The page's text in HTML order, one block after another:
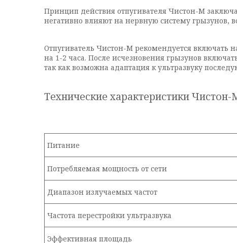
Принцип действия отпугивателя Чистон-М
негативно влияют на нервную систему грызунов,
Отпугиватель Чистон-М рекомендуется включать
на 1-2 часа. После исчезновения грызунов
так как возможна адаптация к ультразвуку
Технические характеристики
Питание
Потребляемая мощность от сети
Диапазон излучаемых частот
Частота перестройки ультразвука
Эффективная площадь